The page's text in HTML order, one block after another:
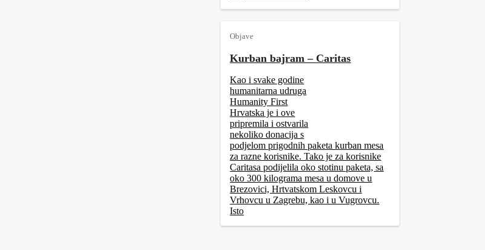
Objave
Kurban bajram – Caritas
Kao i svake godine
humanitarna udruga
Humanity First
Hrvatska je i ove
pripremila i ostvarila
nekoliko donacija s
podjelom prigodnih paketa kurban mesa
za razne korisnike. Tako je za korisnike
Caritasa podijelila oko stotinu paketa, sa
oko 300 kilograma mesa u domove u
Brezovici, Hrtvatskom Leskovcu i
Vrhovcu u Zagrebu, kao i u Vugrovcu.
Isto